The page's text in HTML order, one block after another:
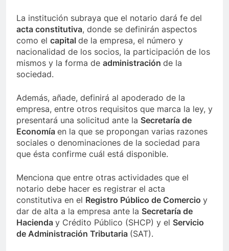
La institución subraya que el notario dará fe del
acta constitutiva, donde se definirán aspectos
como el capital de la empresa, el número y
nacionalidad de los socios, la participación de los
mismos y la forma de administración de la
sociedad.
Además, añade, definirá al apoderado de la
empresa, entre otros requisitos que marca la ley, y
presentará una solicitud ante la Secretaría de
Economía en la que se propongan varias razones
sociales o denominaciones de la sociedad para
que ésta confirme cuál está disponible.
Menciona que entre otras actividades que el
notario debe hacer es registrar el acta
constitutiva en el Registro Público de Comercio y
dar de alta a la empresa ante la Secretaría de
Hacienda y Crédito Público (SHCP) y el Servicio
de Administración Tributaria (SAT).